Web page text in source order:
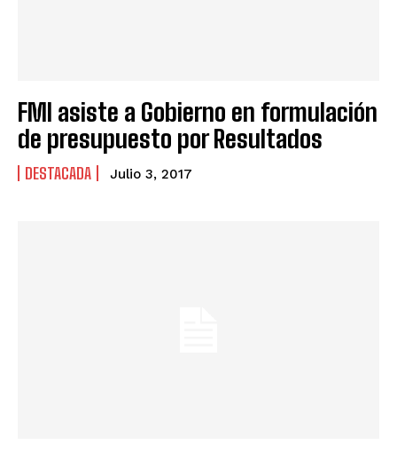
FMI asiste a Gobierno en formulación
de presupuesto por Resultados
DESTACADA Julio 3, 2017